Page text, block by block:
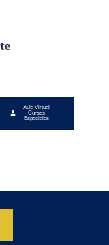
Aula Virtual
Cursos
Especiales